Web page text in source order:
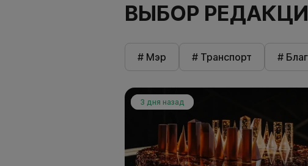
ВЫБОР
# Мэр # Транспорт #
3 дня назад